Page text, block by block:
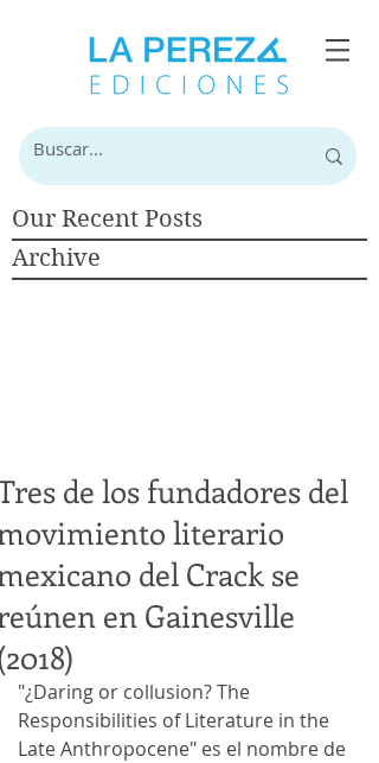
Our Recent Posts
Archive
de los fundadores del
literario
del Crack se
en Gainesville
"¿Daring or collusion? The
Responsibilities of Literature in the
Late Anthropocene" es el nombre de